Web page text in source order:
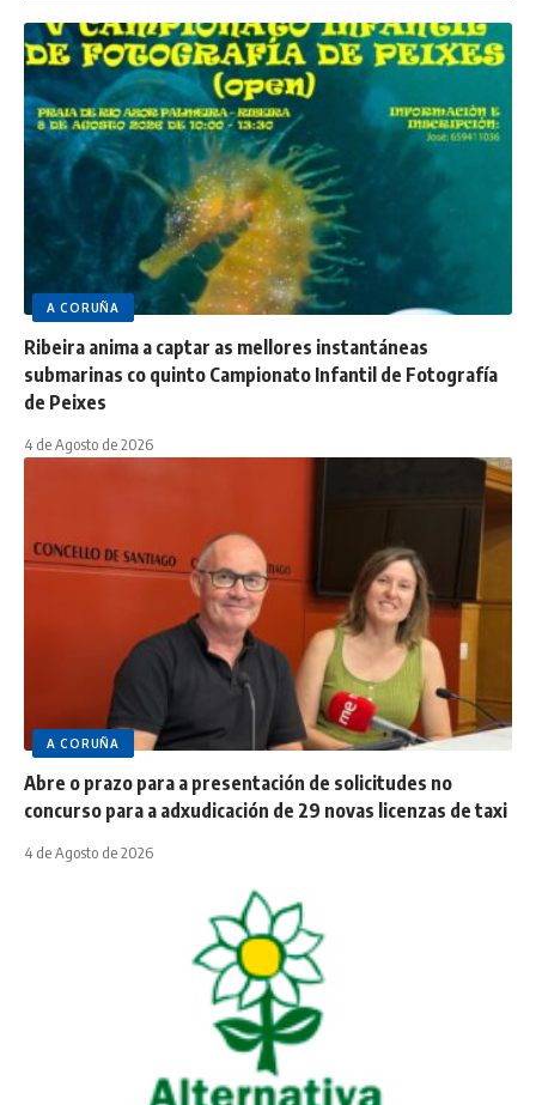
A CORUÑA
Ribeira anima a captar as mellores instantáneas
submarinas co quinto Campionato Infantil de Fotografía
de Peixes
4 de Agosto de 2026
A CORUÑA
Abre o prazo para a presentación de solicitudes no
concurso para a adxudicación de 29 novas licenzas de taxi
4 de Agosto de 2026